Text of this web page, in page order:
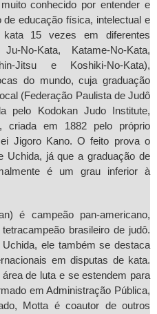
conhecido por entender e
educação física, intelectual e
15 vezes em diferentes
No-Kata, Katame-No-Kata,
Jitsu e Koshiki-No-Kata),
do mundo, cuja graduação
(Federação Paulista de Judô
pelo Kodokan Judo Institute,
criada em 1882 pelo próprio
Jigoro Kano. O feito prova o
Uchida, já que a graduação de
é um grau inferior à
é campeão pan-americano,
brasileiro de judô.
ele também se destaca
em disputas de kata.
de luta e se estendem para
em Administração Pública,
Motta é coautor de outros